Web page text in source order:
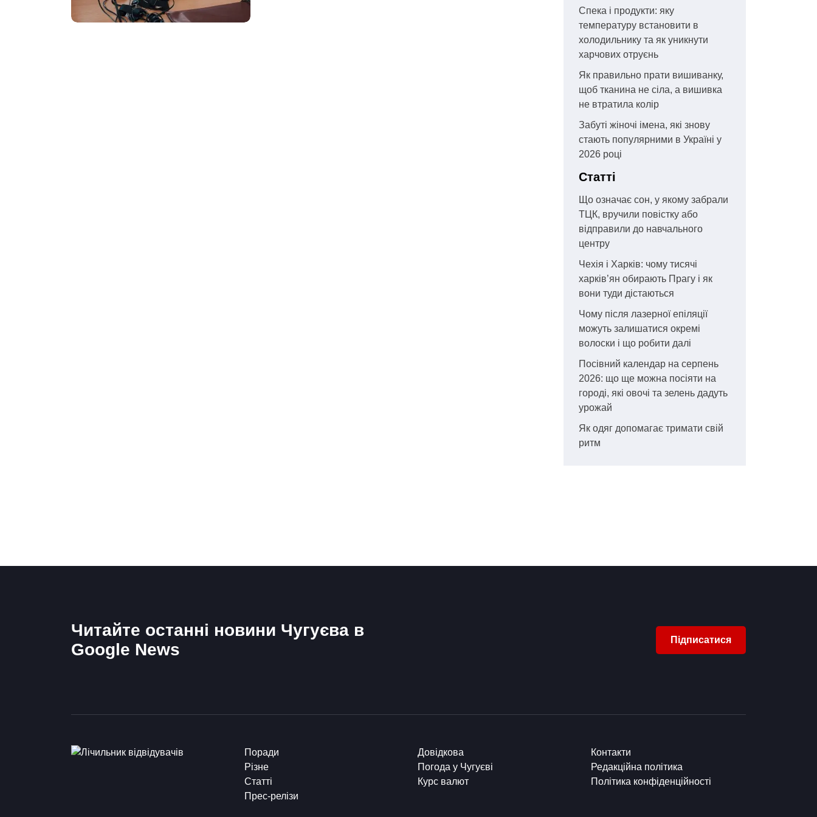
Спека і продукти: яку
температуру встановити в
холодильнику та як уникнути
харчових отруєнь
Як правильно прати вишиванку,
щоб тканина не сіла, а вишивка
не втратила колір
Забуті жіночі імена, які знову
стають популярними в Україні у
2026 році
Статті
Що означає сон, у якому забрали
ТЦК, вручили повістку або
відправили до навчального
центру
Чехія і Харків: чому тисячі
харків’ян обирають Прагу і як
вони туди дістаються
Чому після лазерної епіляції
можуть залишатися окремі
волоски і що робити далі
Посівний календар на серпень
2026: що ще можна посіяти на
городі, які овочі та зелень дадуть
урожай
Як одяг допомагає тримати свій
ритм
Читайте останні новини Чугуєва в
Google News
Підписатися
Поради
Різне
Статті
Прес-релізи
Довідкова
Погода у Чугуєві
Курс валют
Контакти
Редакційна політика
Політика конфіденційності